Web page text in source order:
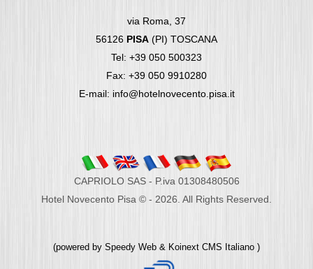
via Roma, 37
56126 PISA (PI) TOSCANA
Tel: +39 050 500323
Fax: +39 050 9910280
E-mail: info@hotelnovecento.pisa.it
CAPRIOLO SAS - P.iva 01308480506
Hotel Novecento Pisa © - 2026. All Rights Reserved.
(powered by Speedy Web & Koinext CMS Italiano )